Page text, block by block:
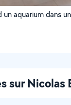
un aquarium dans
sur Nicolas